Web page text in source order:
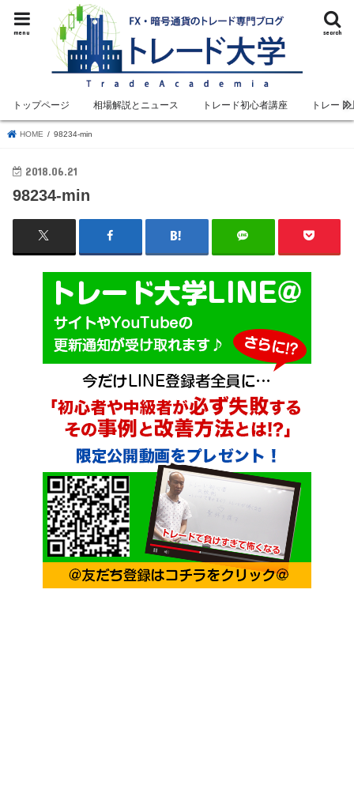
search
menu
トップページ 相場解説とニュース トレード初心者講座 トレード
HOME 98234-min
2018.06.21
98234-min